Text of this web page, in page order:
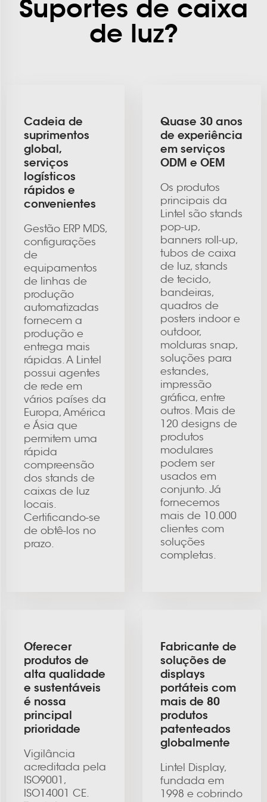
Suportes de caixa
de luz?
Cadeia de
suprimentos
global,
serviços
logísticos
rápidos e
convenientes
Gestão ERP MDS,
configurações
de
equipamentos
de linhas de
produção
automatizadas
fornecem a
produção e
entrega mais
rápidas. A Lintel
possui agentes
de rede em
vários países da
Europa, América
e Ásia que
permitem uma
rápida
compreensão
dos stands de
caixas de luz
locais.
Certificando-se
de obtê-los no
prazo.
Quase 30 anos
de experiência
em serviços
ODM e OEM
Os produtos
principais da
Lintel são stands
pop-up,
banners roll-up,
tubos de caixa
de luz, stands
de tecido,
bandeiras,
quadros de
posters indoor e
outdoor,
molduras snap,
soluções para
estandes,
impressão
gráfica, entre
outros. Mais de
120 designs de
produtos
modulares
podem ser
usados em
conjunto. Já
fornecemos
mais de 10.000
clientes com
soluções
completas.
Oferecer
produtos de
alta qualidade
e sustentáveis
é nossa
principal
prioridade
Vigilância
acreditada pela
ISO9001,
ISO14001 CE.
Fabricante de
soluções de
displays
portáteis com
mais de 80
produtos
patenteados
globalmente
Lintel Display,
fundada em
1998 e cobrindo